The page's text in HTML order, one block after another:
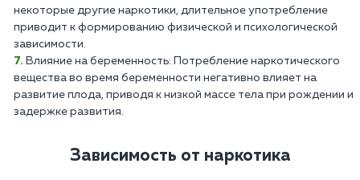
некоторые другие наркотики, длительное употребление
приводит к формированию физической и психологической
зависимости.
Влияние на беременность: Потребление наркотического
вещества во время беременности негативно влияет на
развитие плода, приводя к низкой массе тела при рождении и
задержке развития.
Зависимость от наркотика